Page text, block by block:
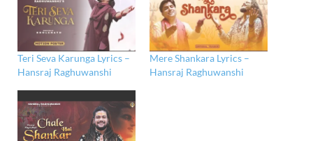
Teri Seva Karunga Lyrics –
Hansraj Raghuwanshi
Mere Shankara Lyrics –
Hansraj Raghuwanshi